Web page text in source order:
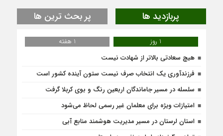
پربازدید ها پر بحث ترین ها
1 روز
1 هفته
هیچ سعادتی بالاتر از شهادت نیست
فرزندآوری یک انتخاب صرف نیست ستون آینده کشور است
سلسله در مسیر جاماندگان اربعین رنگ و بوی کربلا گرفت
امتیازات ویژه برای معلمان غیر رسمی لحاظ می‌شود
استان لرستان در مسیر مدیریت هوشمند منابع آبی